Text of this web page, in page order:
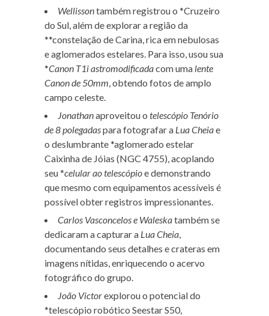
Wellissontambém registrou o *Cruzeiro
do Sul, além de explorar a região da
**constelação de Carina, rica em nebulosas
e aglomerados estelares. Para isso, usou sua
*Canon T1i astromodificadacom uma lente
Canon de 50mm, obtendo fotos de amplo
campo celeste.
Jonathanaproveitou o telescópio Tenório
de 8 polegadaspara fotografar a Lua Cheiae
o deslumbrante *aglomerado estelar
Caixinha de Jóias (NGC 4755), acoplando
seu *celular ao telescópioe demonstrando
que mesmo com equipamentos acessíveis é
possível obter registros impressionantes.
Carlos Vasconcelos e Waleskatambém se
dedicaram a capturar a Lua Cheia,
documentando seus detalhes e crateras em
imagens nítidas, enriquecendo o acervo
fotográfico do grupo.
João Victorexplorou o potencial do
*telescópio robótico Seestar S50,